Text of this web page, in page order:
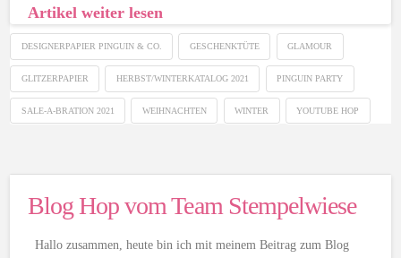
Artikel weiter lesen
DESIGNERPAPIER PINGUIN & CO. GESCHENKTÜTE GLAMOUR
GLITZERPAPIER HERBST/WINTERKATALOG 2021 PINGUIN PARTY
SALE-A-BRATION 2021 WEIHNACHTEN WINTER YOUTUBE HOP
Blog Hop vom Team Stempelwiese
Hallo zusammen, heute bin ich mit meinem Beitrag zum Blog